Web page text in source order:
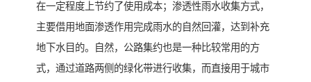
在一定程度上节约了使用成本；渗透性雨水收集方式，
主要借用地面渗透作用完成雨水的自然回灌，达到补充
地下水目的。自然，公路集约也是一种比较常用的方
式，通过道路两侧的绿化带进行收集，而直接用于城市